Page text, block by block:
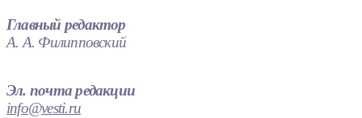
Главный редактор
А. А. Филипповский
Эл. почта редакции
info@vesti.ru